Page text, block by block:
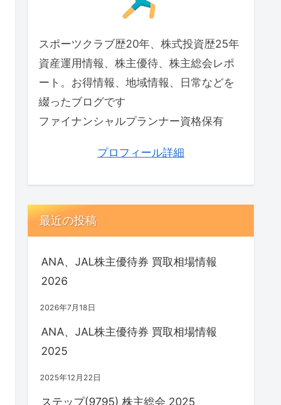
スポーツクラブ歴20年、株式投資歴25年
資産運用情報、株主優待、株主総会レポ
ート。お得情報、地域情報、日常などを
綴ったブログです
ファイナンシャルプランナー資格保有
プロフィール詳細
最近の投稿
ANA、JAL株主優待券 買取相場情報
2026
2026年7月18日
ANA、JAL株主優待券 買取相場情報
2025
2025年12月22日
ステップ(9795) 株主総会 2025